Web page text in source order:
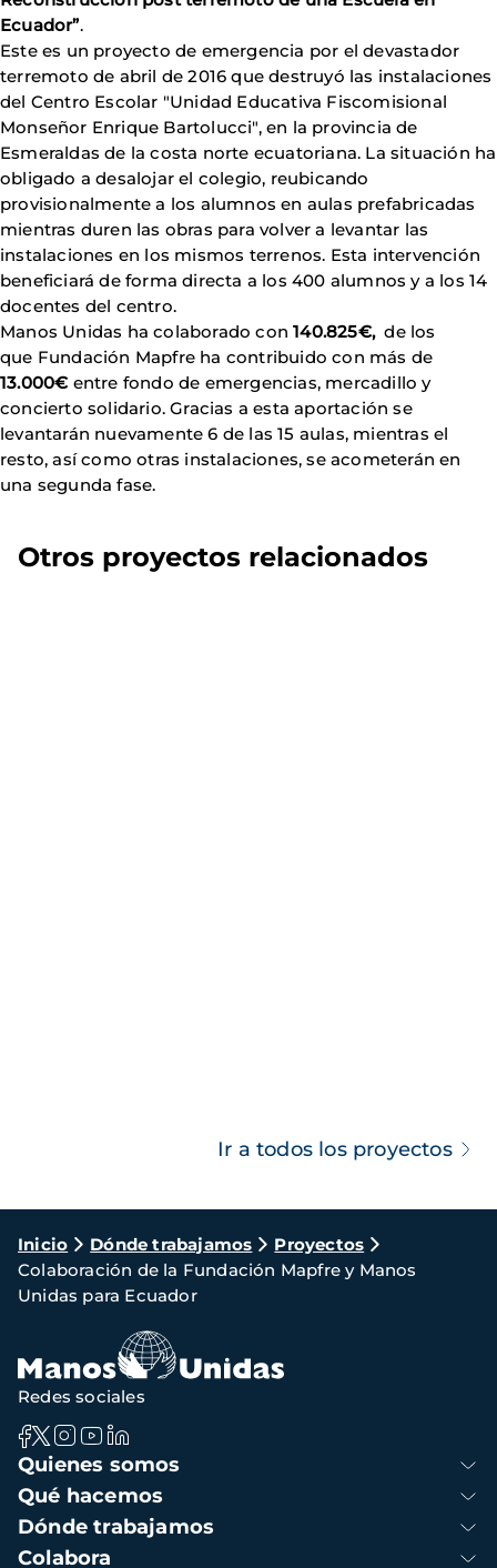
Ecuador”.
Este es un proyecto de emergencia por el devastador
terremoto de abril de 2016 que destruyó las instalaciones
del Centro Escolar "Unidad Educativa Fiscomisional
Monseñor Enrique Bartolucci", en la provincia de
Esmeraldas de la costa norte ecuatoriana. La situación ha
obligado a desalojar el colegio, reubicando
provisionalmente a los alumnos en aulas prefabricadas
mientras duren las obras para volver a levantar las
instalaciones en los mismos terrenos. Esta intervención
beneficiará de forma directa a los 400 alumnos y a los 14
docentes del centro.
Manos Unidas ha colaborado con 140.825€,de los
que Fundación Mapfre ha contribuido con más de
13.000€ entre fondo de emergencias, mercadillo y
concierto solidario. Gracias a esta aportación se
levantarán nuevamente 6 de las 15 aulas, mientras el
resto, así como otras instalaciones, se acometerán en
una segunda fase.
Otros proyectos relacionados
Ir a todos los proyectos
Ruta
de
navegación
Inicio Dónde trabajamos
Proyectos
Colaboración de la Fundación Mapfre y Manos
Unidas para Ecuador
Navegación
principal
Quienes somos
Qué hacemos
Dónde trabajamos
Colabora
Redes sociales